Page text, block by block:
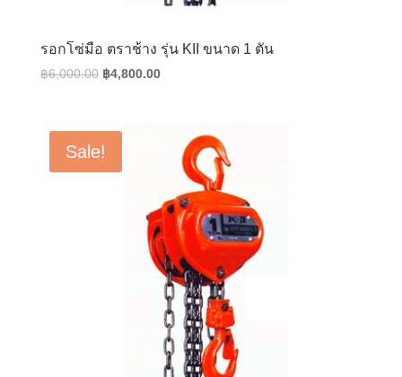
รอกโซ่มือ ตราช้าง รุ่น KII ขนาด 1 ตัน
฿6,000.00 Original
฿6,000.00.
฿4,800.00Current
฿4,800.00.
Sale!